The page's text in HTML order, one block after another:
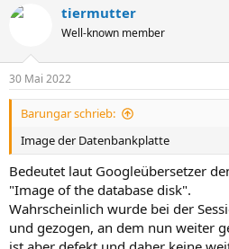
tiermutter
Well-known member
30 Mai 2022
Barungar schrieb:
Image der Datenbankplatte
Bedeutet laut Googleübersetzer
"Image of the database disk".
Wahrscheinlich wurde bei der
und gezogen, an dem nun weiter